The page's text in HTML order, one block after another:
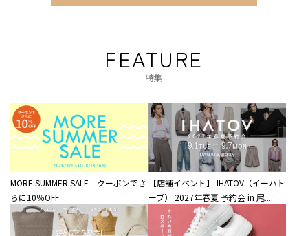
FEATURE
特集
MORE SUMMER SALE｜クーポンでさ
らに10％OFF
【店舗イベント】 IHATOV（イーハト
ーブ） 2027年春夏 予約会 in 尾...